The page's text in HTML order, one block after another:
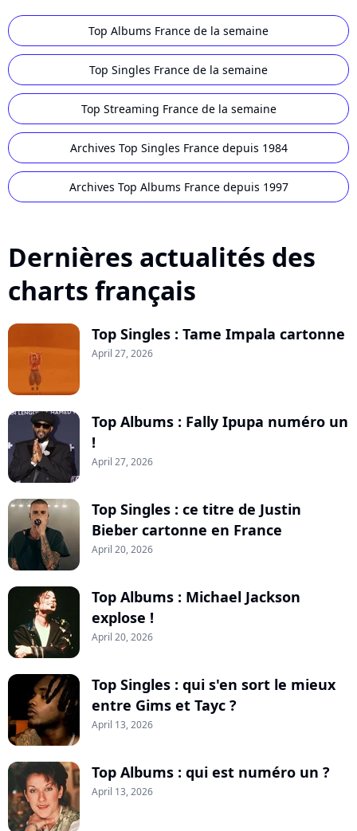
Top Albums France de la semaine
Top Singles France de la semaine
Top Streaming France de la semaine
Archives Top Singles France depuis 1984
Archives Top Albums France depuis 1997
Dernières actualités des
charts français
Top Singles : Tame Impala cartonne
April 27, 2026
Top Albums : Fally Ipupa numéro un
!
April 27, 2026
Top Singles : ce titre de Justin
Bieber cartonne en France
April 20, 2026
Top Albums : Michael Jackson
explose !
April 20, 2026
Top Singles : qui s'en sort le mieux
entre Gims et Tayc ?
April 13, 2026
Top Albums : qui est numéro un ?
April 13, 2026